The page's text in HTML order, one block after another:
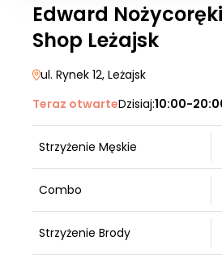
Edward
Shop Leżajsk
ul. Rynek 12, Leżajsk
Teraz otwarteDzisiaj:10:00-
Strzyżenie Męskie
Combo
Strzyżenie Brody